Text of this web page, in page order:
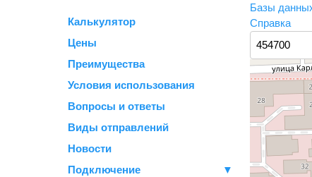
Калькулятор
Цены
Преимущества
Условия использования
Вопросы и ответы
Виды отправлений
Новости
Подключение
▼
Базы
Справка